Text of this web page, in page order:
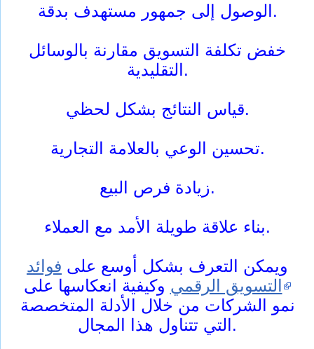
الوصول إلى جمهور مستهدف بدقة.
خفض تكلفة التسويق مقارنة بالوسائل
التقليدية.
قياس النتائج بشكل لحظي.
تحسين الوعي بالعلامة التجارية.
زيادة فرص البيع.
بناء علاقة طويلة الأمد مع العملاء.
ويمكن التعرف بشكل أوسع على فوائد
التسويق الرقمي وكيفية انعكاسها على
نمو الشركات من خلال الأدلة المتخصصة
التي تتناول هذا المجال.